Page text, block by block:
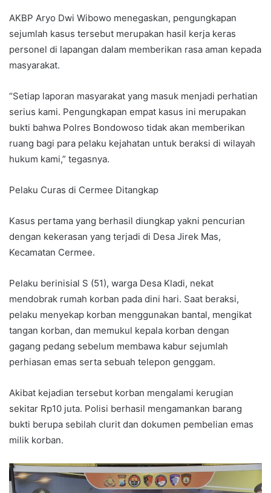
AKBP Aryo Dwi Wibowo menegaskan, pengungkapan
sejumlah kasus tersebut merupakan hasil kerja keras
personel di lapangan dalam memberikan rasa aman kepada
masyarakat.
“Setiap laporan masyarakat yang masuk menjadi perhatian
serius kami. Pengungkapan empat kasus ini merupakan
bukti bahwa Polres Bondowoso tidak akan memberikan
ruang bagi para pelaku kejahatan untuk beraksi di wilayah
hukum kami,” tegasnya.
Pelaku Curas di Cermee Ditangkap
Kasus pertama yang berhasil diungkap yakni pencurian
dengan kekerasan yang terjadi di Desa Jirek Mas,
Kecamatan Cermee.
Pelaku berinisial S (51), warga Desa Kladi, nekat
mendobrak rumah korban pada dini hari. Saat beraksi,
pelaku menyekap korban menggunakan bantal, mengikat
tangan korban, dan memukul kepala korban dengan
gagang pedang sebelum membawa kabur sejumlah
perhiasan emas serta sebuah telepon genggam.
Akibat kejadian tersebut korban mengalami kerugian
sekitar Rp10 juta. Polisi berhasil mengamankan barang
bukti berupa sebilah clurit dan dokumen pembelian emas
milik korban.